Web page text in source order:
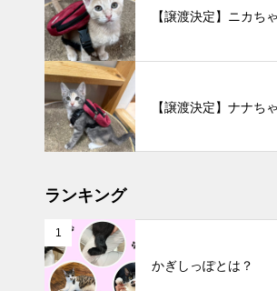
【譲渡決定】ニカち
【譲渡決定】ナナち
ランキング
1
かぎしっぽとは？